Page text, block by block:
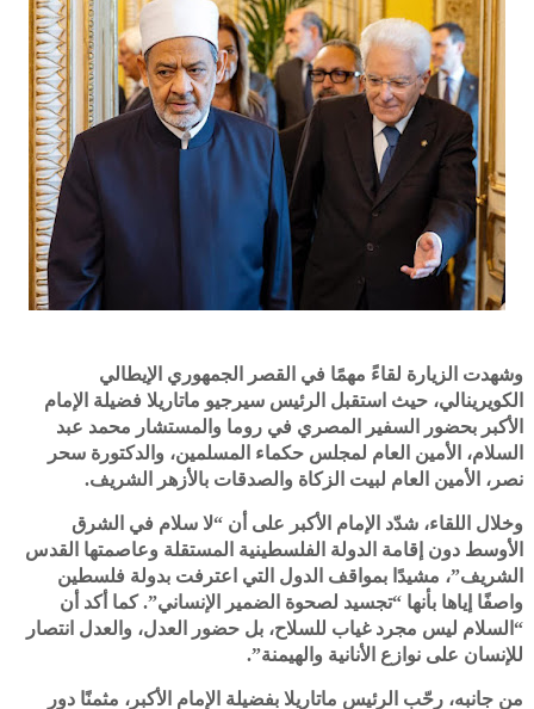
وشهدت الزيارة لقاءً مهمًا في القصر الجمهوري الإيطالي
الكويرينالي، حيث استقبل الرئيس سيرجيو ماتاريلا فضيلة الإمام
الأكبر بحضور السفير المصري في روما والمستشار محمد عبد
السلام، الأمين العام لمجلس حكماء المسلمين، والدكتورة سحر
نصر، الأمين العام لبيت الزكاة والصدقات بالأزهر الشريف.
وخلال اللقاء، شدّد الإمام الأكبر على أن “لا سلام في الشرق
الأوسط دون إقامة الدولة الفلسطينية المستقلة وعاصمتها القدس
الشريف”، مشيدًا بمواقف الدول التي اعترفت بدولة فلسطين
واصفًا إياها بأنها “تجسيد لصحوة الضمير الإنساني”. كما أكد أن
“السلام ليس مجرد غياب للسلاح، بل حضور العدل، والعدل انتصار
للإنسان على نوازع الأنانية والهيمنة”.
من جانبه، رحّب الرئيس ماتاريلا بفضيلة الإمام الأكبر، مثمنًا دور